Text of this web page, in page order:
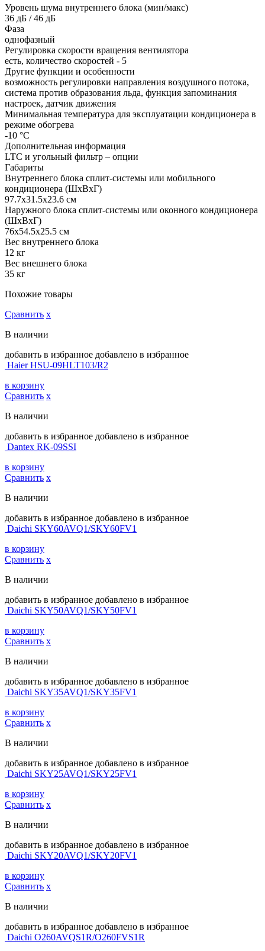
Уровень шума внутреннего блока (мин/макс)
36 дБ / 46 дБ
Фаза
однофазный
Регулировка скорости вращения вентилятора
есть, количество скоростей - 5
Другие функции и особенности
возможность регулировки направления воздушного потока,
система против образования льда, функция запоминания
настроек, датчик движения
Минимальная температура для эксплуатации кондиционера в
режиме обогрева
-10 °С
Дополнительная информация
LTC и угольный фильтр – опции
Габариты
Внутреннего блока сплит-системы или мобильного
кондиционера (ШxВxГ)
97.7x31.5x23.6 см
Наружного блока сплит-системы или оконного кондиционера
(ШxВxГ)
76x54.5x25.5 см
Вес внутреннего блока
12 кг
Вес внешнего блока
35 кг
Похожие товары
Сравнить х
В наличии
добавить в избранное добавлено в избранное
Haier HSU-09HLT103/R2
в корзину
Сравнить х
В наличии
добавить в избранное добавлено в избранное
Dantex RK-09SSI
в корзину
Сравнить х
В наличии
добавить в избранное добавлено в избранное
Daichi SKY60AVQ1/SKY60FV1
в корзину
Сравнить х
В наличии
добавить в избранное добавлено в избранное
Daichi SKY50AVQ1/SKY50FV1
в корзину
Сравнить х
В наличии
добавить в избранное добавлено в избранное
Daichi SKY35AVQ1/SKY35FV1
в корзину
Сравнить х
В наличии
добавить в избранное добавлено в избранное
Daichi SKY25AVQ1/SKY25FV1
в корзину
Сравнить х
В наличии
добавить в избранное добавлено в избранное
Daichi SKY20AVQ1/SKY20FV1
в корзину
Сравнить х
В наличии
добавить в избранное добавлено в избранное
Daichi O260AVQS1R/O260FVS1R